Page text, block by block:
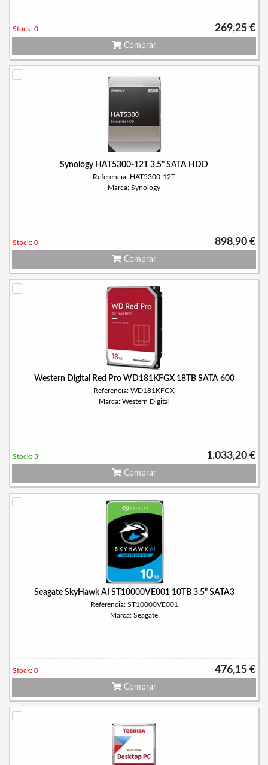
269,25 €
Stock: 0
Comprar
Synology HAT5300-12T 3.5" SATA HDD
Referencia: HAT5300-12T
Marca: Synology
898,90 €
Stock: 0
Comprar
Western Digital Red Pro WD181KFGX 18TB SATA 600
Referencia: WD181KFGX
Marca: Western Digital
1.033,20 €
Stock: 3
Comprar
Seagate SkyHawk AI ST10000VE001 10TB 3.5" SATA3
Referencia: ST10000VE001
Marca: Seagate
476,15 €
Stock: 0
Comprar